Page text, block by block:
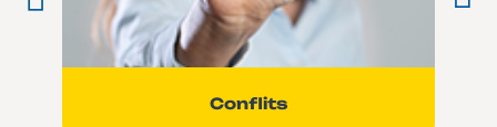
Conflits